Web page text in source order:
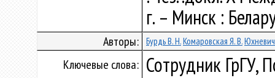
г. – Минск :
Авторы: Бурдь В. Н.Комаровская Я. В.Юхневич
Ключевые слова: Сотрудник ГрГУ,